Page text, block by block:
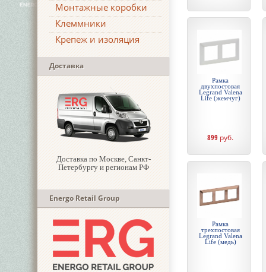
Монтажные коробки
Клеммники
Крепеж и изоляция
Доставка
Доставка по Москве, Санкт-
Петербургу и регионам РФ
Energo Retail Group
Рамка
двухпостовая
Legrand Valena
Life (жемчуг)
899 руб.
Рамка
трехпостовая
Legrand Valena
Life (медь)